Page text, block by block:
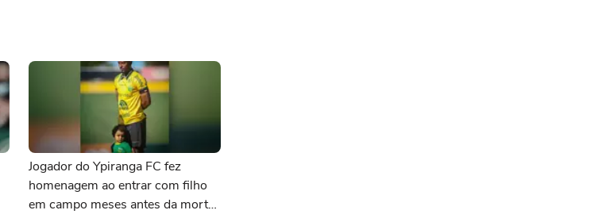
Jogador do Ypiranga FC fez
homenagem ao entrar com filho
em campo meses antes da morte